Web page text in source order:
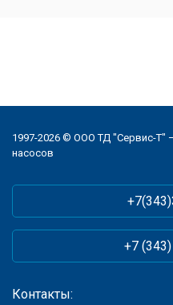
1997-2026 © ООО ТД "Сервис-Т"
насосов
+7
Контакты: